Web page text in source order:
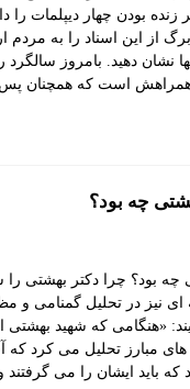
زنده بودن چهار دیپلمات را
این اسناد را به مردم
نشان دهید. بامروز
همراهش است که همچنان
چه بود؟
بود؟ چرا دکتر بهشتی را
ای نیز در تحلیل گمنامی و
«هنگامی که شهید بهشتی
های مبارز تحلیل می کرد که
که باید ایشان را می